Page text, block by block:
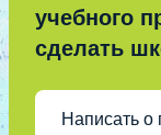
учебного
сделать
Написать о